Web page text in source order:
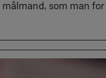
som man for